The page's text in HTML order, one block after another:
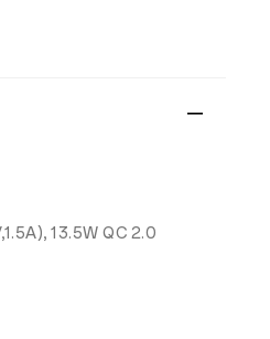
13.5W QC 2.0